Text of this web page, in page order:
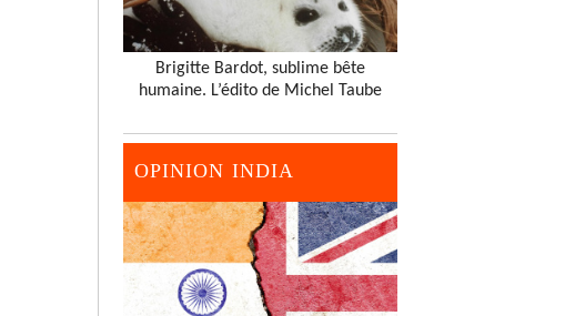
Brigitte Bardot, sublime bête
humaine. L’édito de Michel Taube
OPINION INDIA